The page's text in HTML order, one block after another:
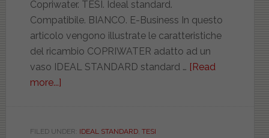
Copriwater. TESI. Ideal standard.
Compatibile. BIANCO. E-Business In questo
articolo vengono illustrate le caratteristiche
del ricambio COPRIWATER adatto ad un
vaso IDEAL STANDARD standard … [Read
more...]
TESI.
FILED UNDER: IDEAL STANDARD, TESI